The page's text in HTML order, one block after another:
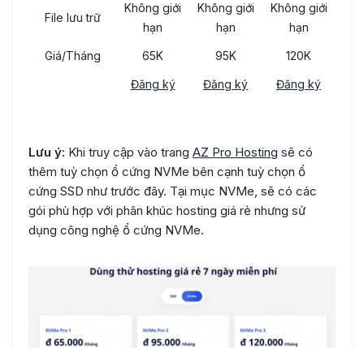
File lưu trữ
Không giới
hạn
Không giới
hạn
Không giới
hạn
Giá/Tháng 65K 95K 120K
Đăng ký Đăng ký Đăng ký
Lưu ý: Khi truy cập vào trang AZ Pro Hosting sẽ có
thêm tuỳ chọn ổ cứng NVMe bên cạnh tuỳ chọn ổ
cứng SSD như trước đây. Tại mục NVMe, sẽ có các
gói phù hợp với phân khúc hosting giá rẻ nhưng sử
dụng công nghệ ổ cứng NVMe.